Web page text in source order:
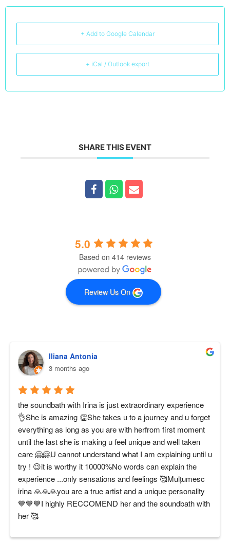
+ Add to Google Calendar
+ iCal / Outlook export
SHARE THIS EVENT
5.0
Based on 414 reviews
Review Us On
Iliana Antonia
3 months ago
the soundbath with Irina is just extraordinary experience
👌She is amazing 👏She takes u to a journey and u forget
everything as long as you are with herfrom first moment
until the last she is making u feel unique and well taken
care 🤗🤗U cannot understand what I am explaining until u
try ! 😉it is worthy it 10000%No words can explain the
experience ...only sensations and feelings 🥰Mulțumesc
irina 🙏🙏🙏you are a true artist and a unique personality
💙💙💙I highly RECCOMEND her and the soundbath with
her 🥰